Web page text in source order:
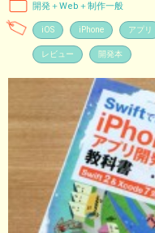
開発＋Web＋制作一般
iOS iPhone アプリ
レビュー 開発本